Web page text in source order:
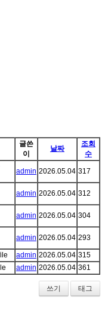
글쓴
이
날짜
조회
수
admin 2026.05.04 317
admin 2026.05.04 312
admin 2026.05.04 304
admin 2026.05.04 293
admin 2026.05.04 315
admin 2026.05.04 361
쓰기 태그